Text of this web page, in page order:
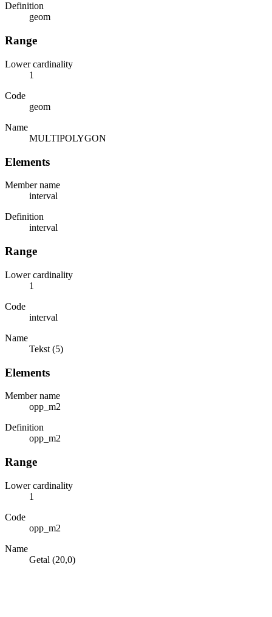
Definition
geom
Range
Lower cardinality
1
Code
geom
Name
MULTIPOLYGON
Elements
Member name
interval
Definition
interval
Range
Lower cardinality
1
Code
interval
Name
Tekst (5)
Elements
Member name
opp_m2
Definition
opp_m2
Range
Lower cardinality
1
Code
opp_m2
Name
Getal (20,0)